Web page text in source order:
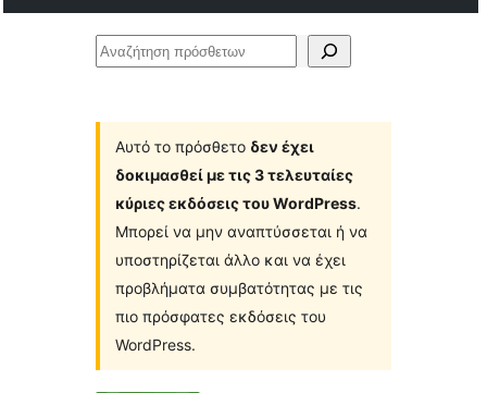
Αναζήτηση
Αυτό το πρόσθετο δεν έχει
δοκιμασθεί με τις 3 τελευταίες
κύριες εκδόσεις του WordPress.
Μπορεί να μην αναπτύσσεται ή να
υποστηρίζεται άλλο και να έχει
προβλήματα συμβατότητας με τις
πιο πρόσφατες εκδόσεις του
WordPress.